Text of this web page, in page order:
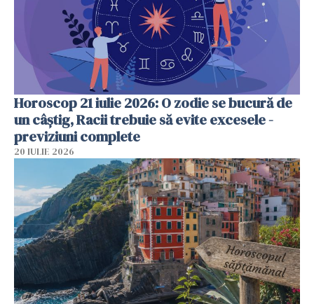
Horoscop 21 iulie 2026: O zodie se bucură de
un câștig, Racii trebuie să evite excesele -
previziuni complete
20 IULIE 2026